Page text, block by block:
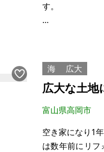
す。
てもおすすめで
ません。車庫は
海 広大
広大な土地
富山県高岡市
空き家になり1
は数年前にリ